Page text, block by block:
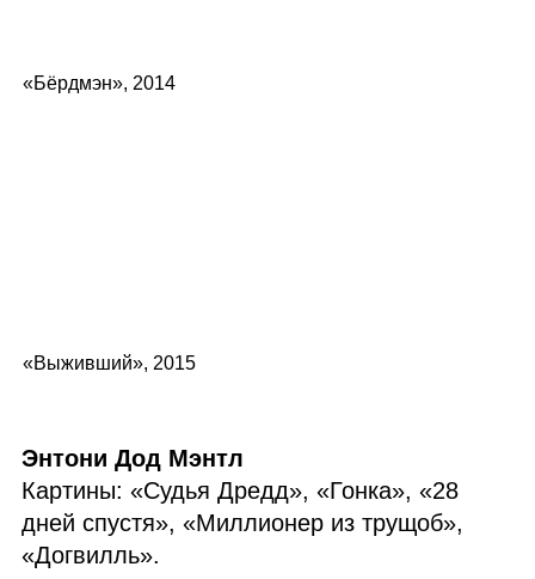
«Бёрдмэн», 2014
«Выживший», 2015
Энтони Дод Мэнтл
Картины: «Судья Дредд», «Гонка», «28
дней спустя», «Миллионер из трущоб»,
«Догвилль».